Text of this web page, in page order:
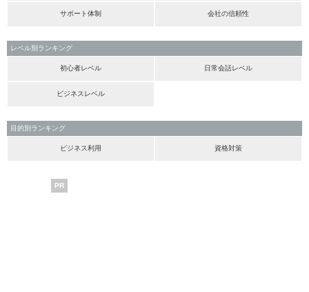
サポート体制 会社の信頼性
レベル別ランキング
初心者レベル 日常会話レベル
ビジネスレベル
目的別ランキング
ビジネス利用 資格対策
PR